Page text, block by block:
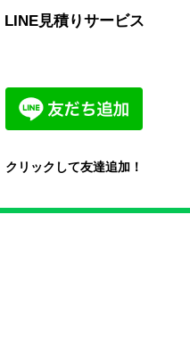
LINE見積りサービス
クリックして友達追加！